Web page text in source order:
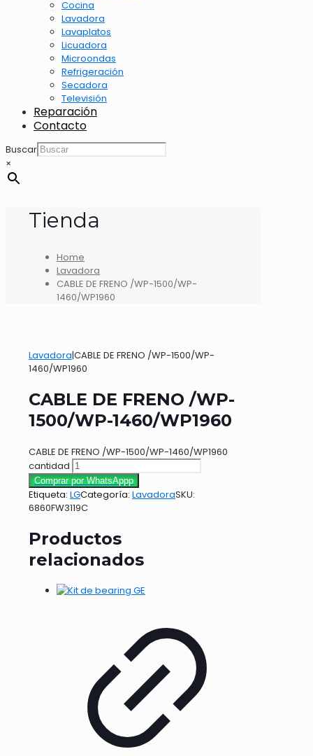
Cocina
Lavadora
Lavaplatos
Licuadora
Microondas
Refrigeración
Secadora
Televisión
Reparación
Contacto
Buscar
×
Tienda
Home
Lavadora
CABLE DE FRENO /WP-1500/WP-
1460/WP1960
Lavadora|CABLE DE FRENO /WP-1500/WP-
1460/WP1960
CABLE DE FRENO /WP-
1500/WP-1460/WP1960
CABLE DE FRENO /WP-1500/WP-1460/WP1960
cantidad
Comprar por WhatsAppp
Etiqueta: LGCategoría: LavadoraSKU:
6860FW3119C
Productos
relacionados